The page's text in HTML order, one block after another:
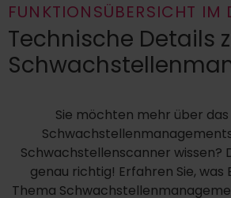
FUNKTIONSÜBERSICHT IM
Technische Details
Sie möchten mehr über
Schwachstellenscanner wissen?
genau richtig! Erfahren Sie, was
Thema